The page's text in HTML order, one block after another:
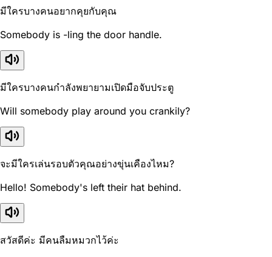
มีใครบางคนอยากคุยกับคุณ
Somebody is -ling the door handle.
มีใครบางคนกำลังพยายามเปิดมือจับประตู
Will somebody play around you crankily?
จะมีใครเล่นรอบตัวคุณอย่างขุ่นเคืองไหม?
Hello! Somebody's left their hat behind.
สวัสดีค่ะ มีคนลืมหมวกไว้ค่ะ